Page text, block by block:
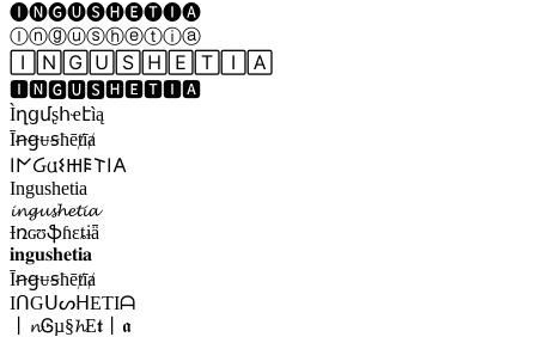
🅘🅝🅖🅤🅢🅗🅔🅣🅘🅐
Ⓘⓝⓖⓤⓢⓗⓔⓣⓘⓐ
🄸🄽🄶🅄🅂🄷🄴🅃🄸🄰
🅸🅽🅶🆄🆂🅷🅴🆃🅸🅰
Ìղցմʂհҽէìą
Īꞥꞡᵾꞩħēⱦīⱥ
𐌉𐌍Ᏽ𐌵𐌔𐋅𐌄𐌕𐌉𐌀
Ingushetia
𝓲𝓷𝓰𝓾𝓼𝓱𝓮𝓽𝓲𝓪
Ɨռɢʊֆɦɛȶɨǟ
𝐢𝐧𝐠𝐮𝐬𝐡𝐞𝐭𝐢𝐚
Īꞥꞡᵾꞩħēⱦīⱥ
IᑎGᑌᔕᕼETIᗩ
丨𝓷Ꮆµ§𝓱E𝖙丨𝖆